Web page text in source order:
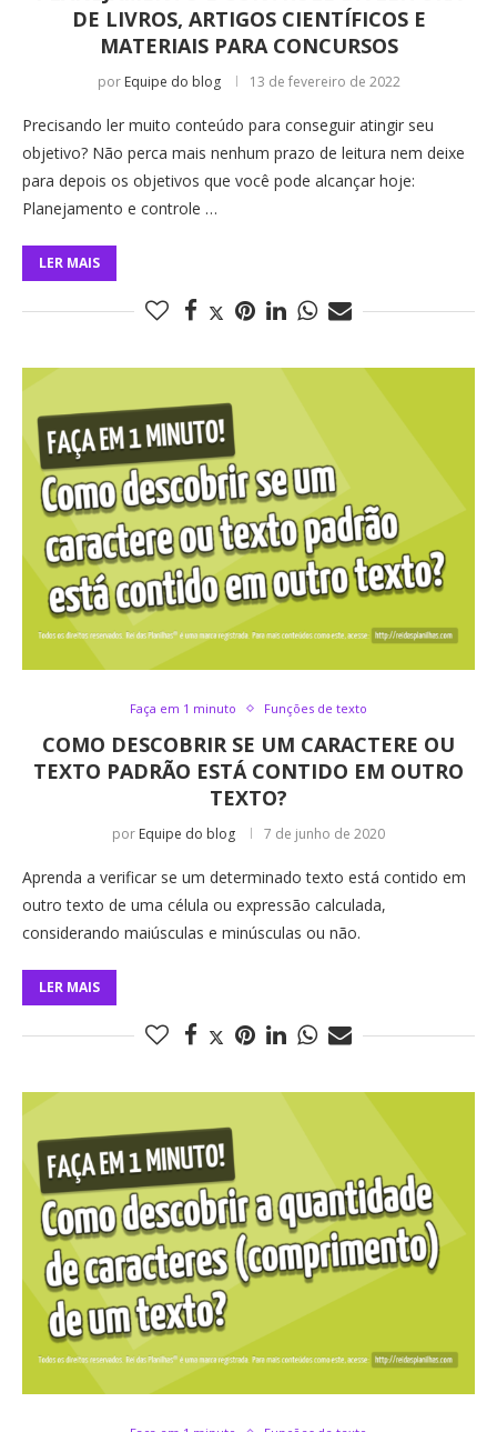
DE LIVROS, ARTIGOS CIENTÍFICOS E
MATERIAIS PARA CONCURSOS
por Equipe do blog 13 de fevereiro de 2022
Precisando ler muito conteúdo para conseguir atingir seu
objetivo? Não perca mais nenhum prazo de leitura nem deixe
para depois os objetivos que você pode alcançar hoje:
Planejamento e controle …
LER MAIS
Faça em 1 minuto Funções de texto
COMO DESCOBRIR SE UM CARACTERE OU
TEXTO PADRÃO ESTÁ CONTIDO EM OUTRO
TEXTO?
por Equipe do blog 7 de junho de 2020
Aprenda a verificar se um determinado texto está contido em
outro texto de uma célula ou expressão calculada,
considerando maiúsculas e minúsculas ou não.
LER MAIS